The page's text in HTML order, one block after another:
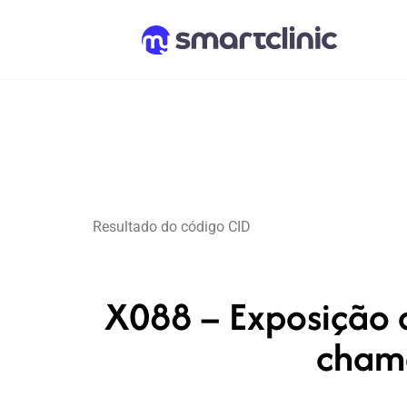
Resultado do código CID
X088 –